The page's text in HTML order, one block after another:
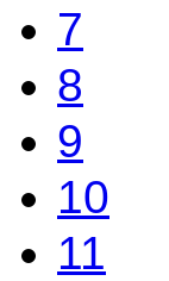
7
8
9
10
11